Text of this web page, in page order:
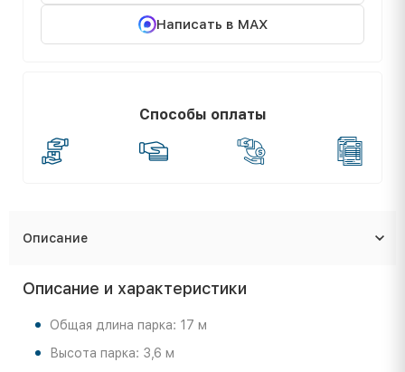
Написать в MAX
Способы оплаты
Описание
Описание и характеристики
Общая длина парка: 17 м
Высота парка: 3,6 м